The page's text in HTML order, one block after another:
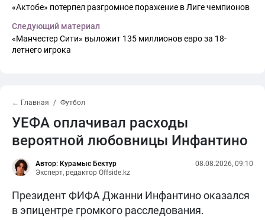
«Актобе» потерпел разгромное поражение в Лиге чемпионов
Следующий материал
«Манчестер Сити» выложит 135 миллионов евро за 18-
летнего игрока
← Главная Футбол
УЕФА оплачивал расходы
вероятной любовницы Инфантино
Автор: Курамыс Бектур
Эксперт, редактор Offside.kz
08.08.2026, 09:10
Президент ФИФА Джанни Инфантино оказался
в эпицентре громкого расследования.